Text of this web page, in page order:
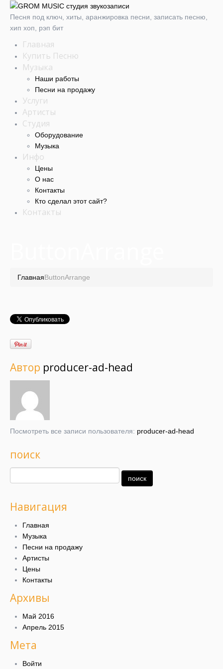
Песня под ключ, хиты, аранжировка песни, записать песню,
хип хоп, рэп бит
Главная
Купить Песню
Музыка
Наши работы
Песни на продажу
Услуги
Артисты
Студия
Оборудование
Музыка
Инфо
Цены
О нас
Контакты
Кто сделал этот cайт?
Контакты
ГлавнаяButtonArrange
Автор producer-ad-head
Посмотреть все записи пользователя: producer-ad-head
поиск
Навигация
Главная
Музыка
Песни на продажу
Артисты
Цены
Контакты
Архивы
Май 2016
Апрель 2015
Мета
Войти